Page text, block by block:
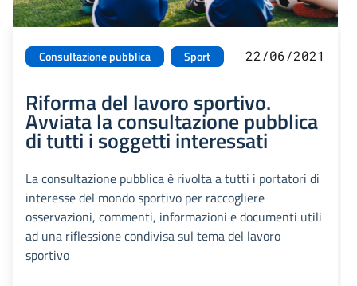
Consultazione pubblica Sport 22/06/2021
Riforma del lavoro sportivo.
Avviata la consultazione pubblica
di tutti i soggetti interessati
La consultazione pubblica è rivolta a tutti i portatori di
interesse del mondo sportivo per raccogliere
osservazioni, commenti, informazioni e documenti utili
ad una riflessione condivisa sul tema del lavoro
sportivo